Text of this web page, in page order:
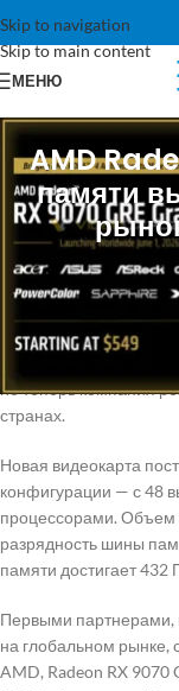
Skip to navigation
Skip to main content
МЕНЮ
AMD
памяти
AMD готовится к
9070 GRE. Продажи
согласно данным
но теперь компания
странах.
Новая видеокарта
конфигурации — с 48
процессорами. Объем
разрядность шины
памяти достигает 432
Первыми партнерами,
на глобальном рынке,
AMD, Radeon RX 9070